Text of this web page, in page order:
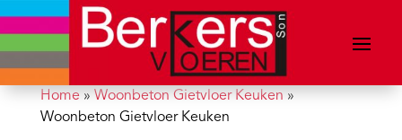
Home» Woonbeton Gietvloer Keuken »
Woonbeton Gietvloer Keuken